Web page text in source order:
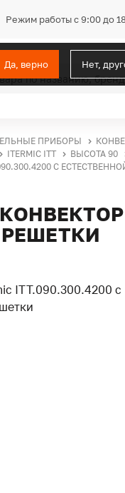
Режим работы с 9:00 до
Да, верно Нет,
ПРИБОРЫ
ITERMIC ITT ВЫСОТА 90
С